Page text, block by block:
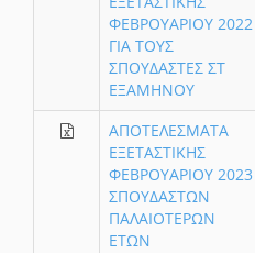
ΦΕΒΡΟΥΑΡΙΟΥ 2022
ΓΙΑ ΤΟΥΣ
ΣΠΟΥΔΑΣΤΕΣ ΣΤ
ΕΞΑΜΗΝΟΥ
ΑΠΟΤΕΛΕΣΜΑΤΑ
ΕΞΕΤΑΣΤΙΚΗΣ
ΦΕΒΡΟΥΑΡΙΟΥ 2023
ΣΠΟΥΔΑΣΤΩΝ
ΠΑΛΑΙΟΤΕΡΩΝ
ΕΤΩΝ